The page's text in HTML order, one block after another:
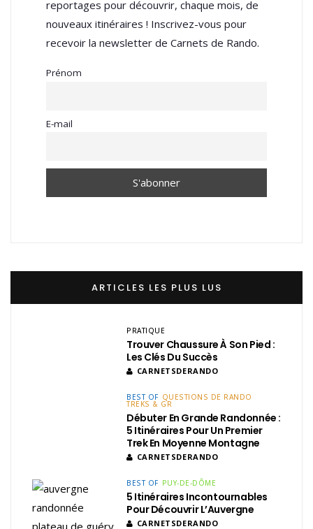
reportages pour découvrir, chaque mois, de
nouveaux itinéraires ! Inscrivez-vous pour
recevoir la newsletter de Carnets de Rando.
Prénom
E-mail
ARTICLES LES PLUS LUS
PRATIQUE
Trouver Chaussure À Son Pied :
Les Clés Du Succès
CARNETSDERANDO
BEST OF QUESTIONS DE RANDO
TREKS & GR
Débuter En Grande Randonnée :
5 Itinéraires Pour Un Premier
Trek En Moyenne Montagne
CARNETSDERANDO
BEST OF PUY-DE-DÔME
5 Itinéraires Incontournables
Pour Découvrir L’Auvergne
CARNETSDERANDO